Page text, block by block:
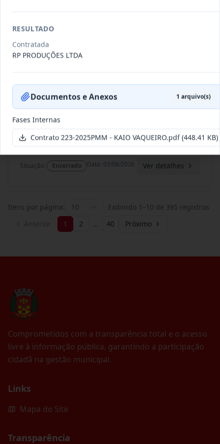
2023
Termo
Inicial
contrato é a Contratação de e
009-
Termo
Situação: Encerrado Data: 03/08/2026 Ver detalhes
Itens por página: 10 Exibindo 1 –10 de 395 registros
1 2 … 40 Próximo
Comprometidos com a transparência total e o acesso
livre à informação pública, garantindo a participação
cidadã na gestão municipal.
Links
Mapa do Site
Transparência
RESULTADO
Contratada
RP PRODUÇÕES LTDA
Documentos e Anexos 1 arquivo(s)
Fases Internas
Contrato 223-2025PMM - KAIO VAQUEIRO.pdf(448.41 KB)